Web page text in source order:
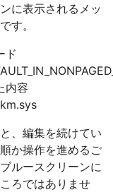
に表示されるメッ
す。
ド
内容
、編集を続けてい
か操作を進めるご
ルースクリーンに
ろではありませ